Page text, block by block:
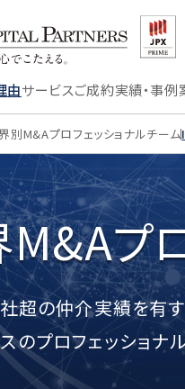
由サービスご成約実績・事例
別M&Aプロフェッショナルチーム
プ
超の仲介実績を有
のプロフェッショナ